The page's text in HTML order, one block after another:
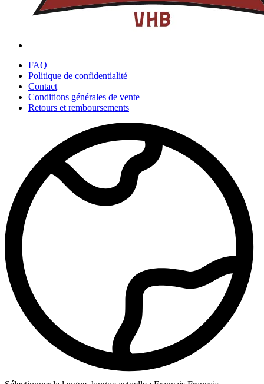
FAQ
Politique de confidentialité
Contact
Conditions générales de vente
Retours et remboursements